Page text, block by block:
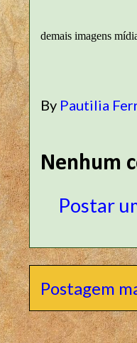
demais imagens
By Pautilia
Nenhum
Postar
Postagem